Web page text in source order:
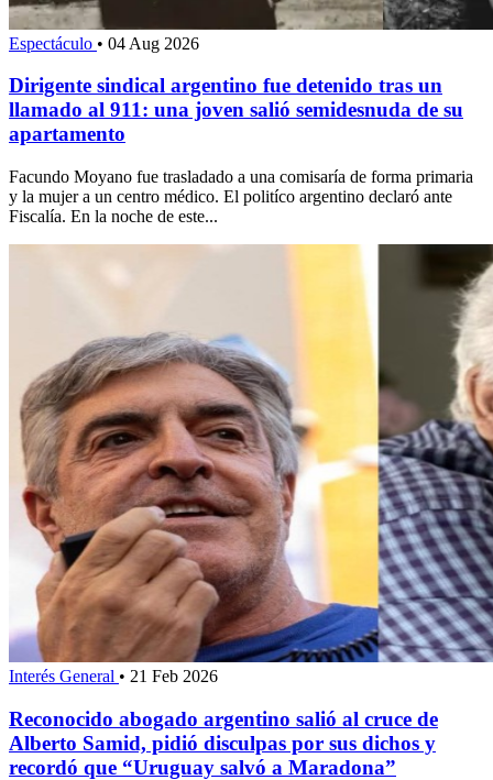
Espectáculo • 04 Aug 2026
Dirigente sindical argentino fue detenido tras un
llamado al 911: una joven salió semidesnuda de su
apartamento
Facundo Moyano fue trasladado a una comisaría de forma primaria
y la mujer a un centro médico. El politíco argentino declaró ante
Fiscalía. En la noche de este...
Interés General • 21 Feb 2026
Reconocido abogado argentino salió al cruce de
Alberto Samid, pidió disculpas por sus dichos y
recordó que “Uruguay salvó a Maradona”